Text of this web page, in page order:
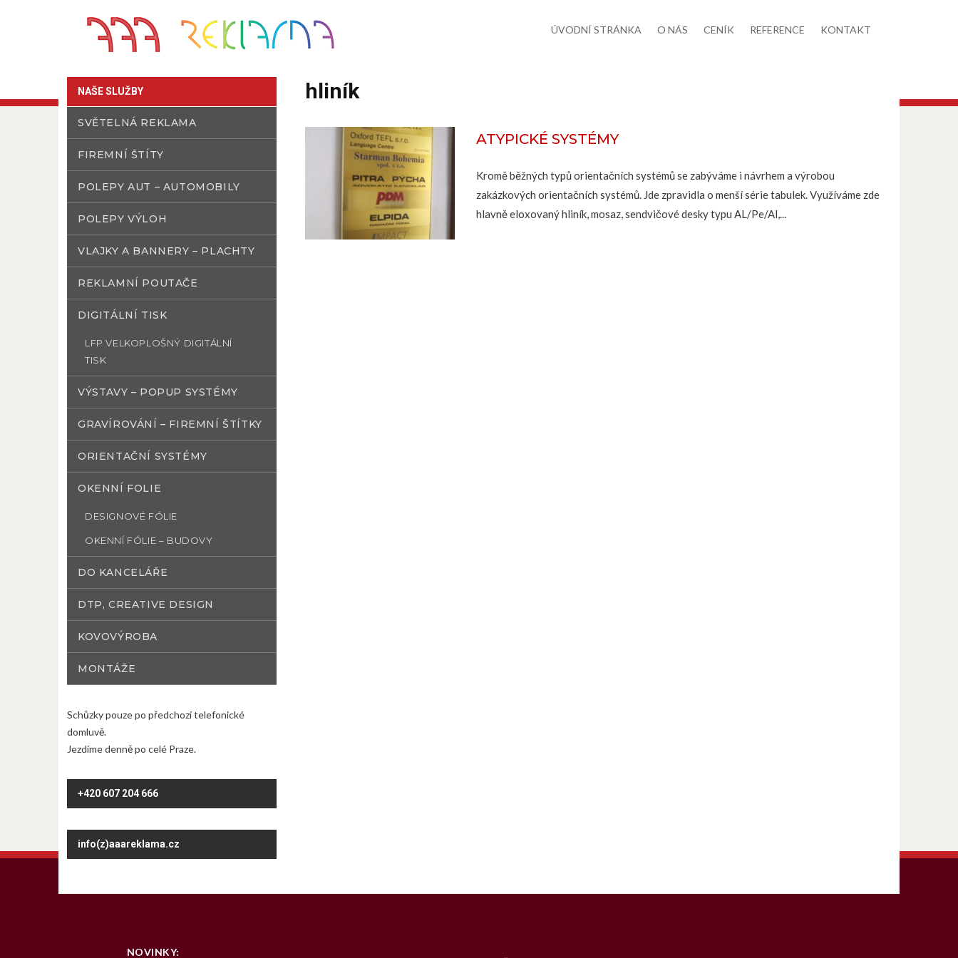
ÚVODNÍ STRÁNKA O NÁS CENÍK REFERENCE KONTAKT
hliník
ATYPICKÉ SYSTÉMY
Kromě běžných typů orientačních systémů se zabýváme i návrhem a výrobou
zakázkových orientačních systémů. Jde zpravidla o menší série tabulek. Využíváme zde
hlavně eloxovaný hliník, mosaz, sendvičové desky typu AL/Pe/Al,...
NAŠE SLUŽBY
SVĚTELNÁ REKLAMA
FIREMNÍ ŠTÍTY
POLEPY AUT – AUTOMOBILY
POLEPY VÝLOH
VLAJKY A BANNERY – PLACHTY
REKLAMNÍ POUTAČE
DIGITÁLNÍ TISK
LFP VELKOPLOŠNÝ DIGITÁLNÍ
TISK
VÝSTAVY – POPUP SYSTÉMY
GRAVÍROVÁNÍ – FIREMNÍ ŠTÍTKY
ORIENTAČNÍ SYSTÉMY
OKENNÍ FOLIE
DESIGNOVÉ FÓLIE
OKENNÍ FÓLIE – BUDOVY
DO KANCELÁŘE
DTP, CREATIVE DESIGN
KOVOVÝROBA
MONTÁŽE
Schůzky pouze po předchozí telefonické
domluvě.
Jezdíme denně po celé Praze.
+420 607 204 666
info(z)aaareklama.cz
NOVINKY: